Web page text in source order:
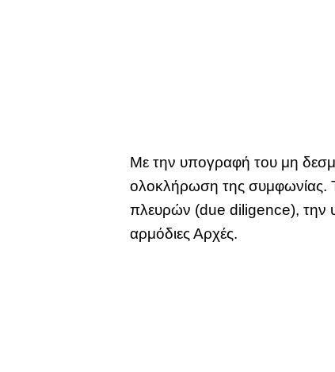
Με την υπογραφή του μη
ολοκλήρωση της συμφωνίας.
πλευρών (due diligence), την
αρμόδιες Αρχές.